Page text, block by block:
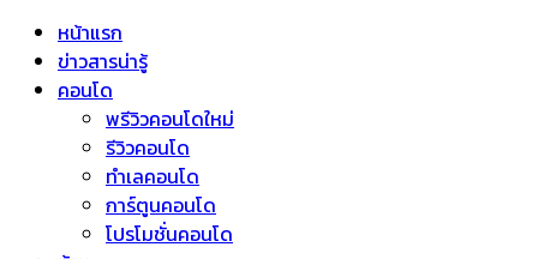
หน้าแรก
ข่าวสารน่ารู้
คอนโด
พรีวิวคอนโดใหม่
รีวิวคอนโด
ทำเลคอนโด
การ์ตูนคอนโด
โปรโมชั่นคอนโด